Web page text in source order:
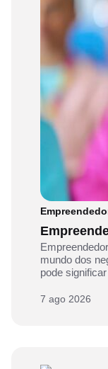
mundo dos
pode significar
7 ago 2026